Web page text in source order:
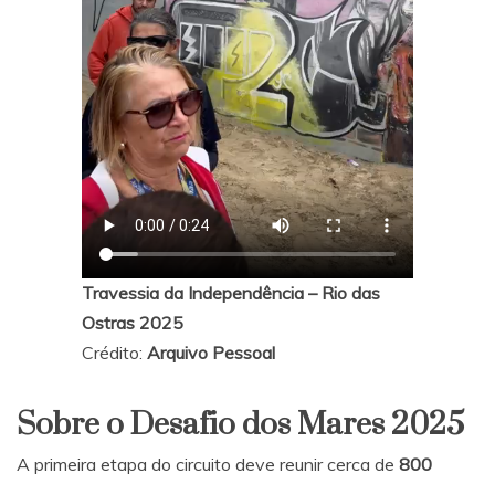
Travessia da Independência – Rio das
Ostras 2025
Crédito: Arquivo Pessoal
Sobre o Desafio dos Mares 2025
A primeira etapa do circuito deve reunir cerca de 800